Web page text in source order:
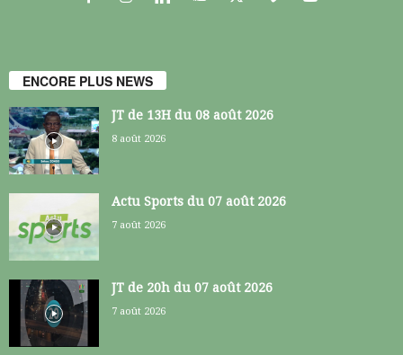
ENCORE PLUS NEWS
JT de 13H du 08 août 2026
8 août 2026
Actu Sports du 07 août 2026
7 août 2026
JT de 20h du 07 août 2026
7 août 2026